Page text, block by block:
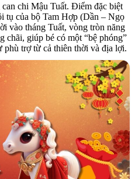
chi Mậu Tuất. Điểm đặc biệt
tụ của bộ Tam Hợp (Dần – Ngọ
vào tháng Tuất, vòng tròn năng
chãi, giúp bé có một “bệ phóng”
phù trợ từ cả thiên thời và địa lợi.